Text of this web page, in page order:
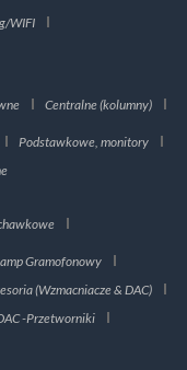
WIFI
Centralne (kolumny)
Podstawkowe, monitory
Gramofonowy
(Wzmacniacze & DAC)
-Przetworniki